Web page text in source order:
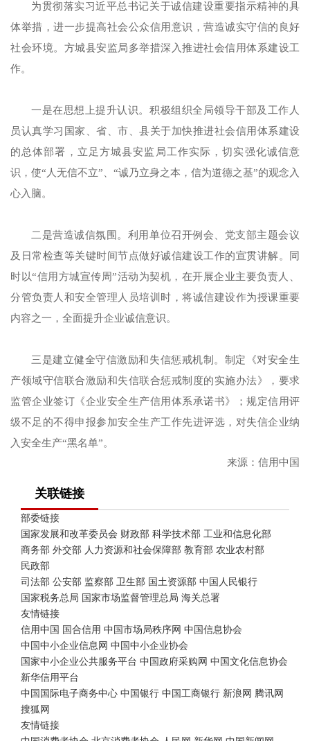
为贯彻落实习近平总书记关于诚信建设重要指示精神的具
体举措，进一步提高社会公众信用意识，营造诚实守信的良好
社会环境。方城县安监局多举措深入推进社会信用体系建设工
作。
一是在思想上提升认识。积极组织全局领导干部及工作人
员认真学习国家、省、市、县关于加快推进社会信用体系建设
的总体部署，立足方城县安监局工作实际，切实强化诚信意
识，使“人无信不立”、“诚乃立身之本，信为道德之基”的观念入
心入脑。
二是营造诚信氛围。利用单位召开例会、党支部主题会议
及日常检查等关键时间节点做好诚信建设工作的宣贯讲解。同
时以“信用方城宣传周”活动为契机，在开展企业主要负责人、
分管负责人和安全管理人员培训时，将诚信建设作为授课重要
内容之一，全面提升企业诚信意识。
三是建立健全守信激励和失信惩戒机制。制定《对安全生
产领域守信联合激励和失信联合惩戒制度的实施办法》，要求
监管企业签订《企业安全生产信用体系承诺书》；规定信用评
级不足的不得申报参加安全生产工作先进评选，对失信企业纳
入安全生产“黑名单”。
来源：信用中国
关联链接
部委链接
国家发展和改革委员会 财政部 科学技术部 工业和信息化部
商务部 外交部 人力资源和社会保障部 教育部 农业农村部
民政部
司法部 公安部 监察部 卫生部 国土资源部 中国人民银行
国家税务总局 国家市场监督管理总局 海关总署
友情链接
信用中国
国合信用 中国市场局秩序网 中国信息协会
中国中小企业信息网 中国中小企业协会
国家中小企业公共服务平台 中国政府采购网 中国文化信息协会
新华信用平台
中国国际电子商务中心 中国银行 中国工商银行 新浪网 腾讯网
搜狐网
友情链接